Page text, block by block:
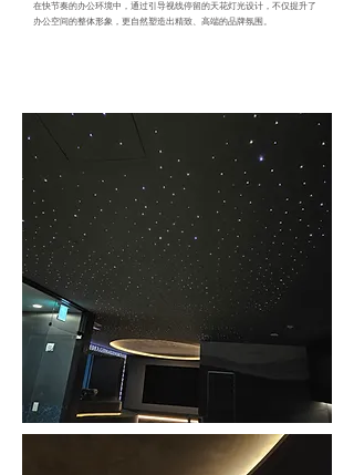
在快节奏的办公环境中，通过引导视线停留的天花灯光设计，不仅提升了
办公空间的整体形象，更自然塑造出精致、高端的品牌氛围。